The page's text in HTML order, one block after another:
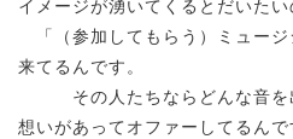
イメージが湧いてくるとだいた
「（参加してもらう）ミュージ
来てるんです。
その人たちならどんな音を出
想いがあってオファーしてるんで